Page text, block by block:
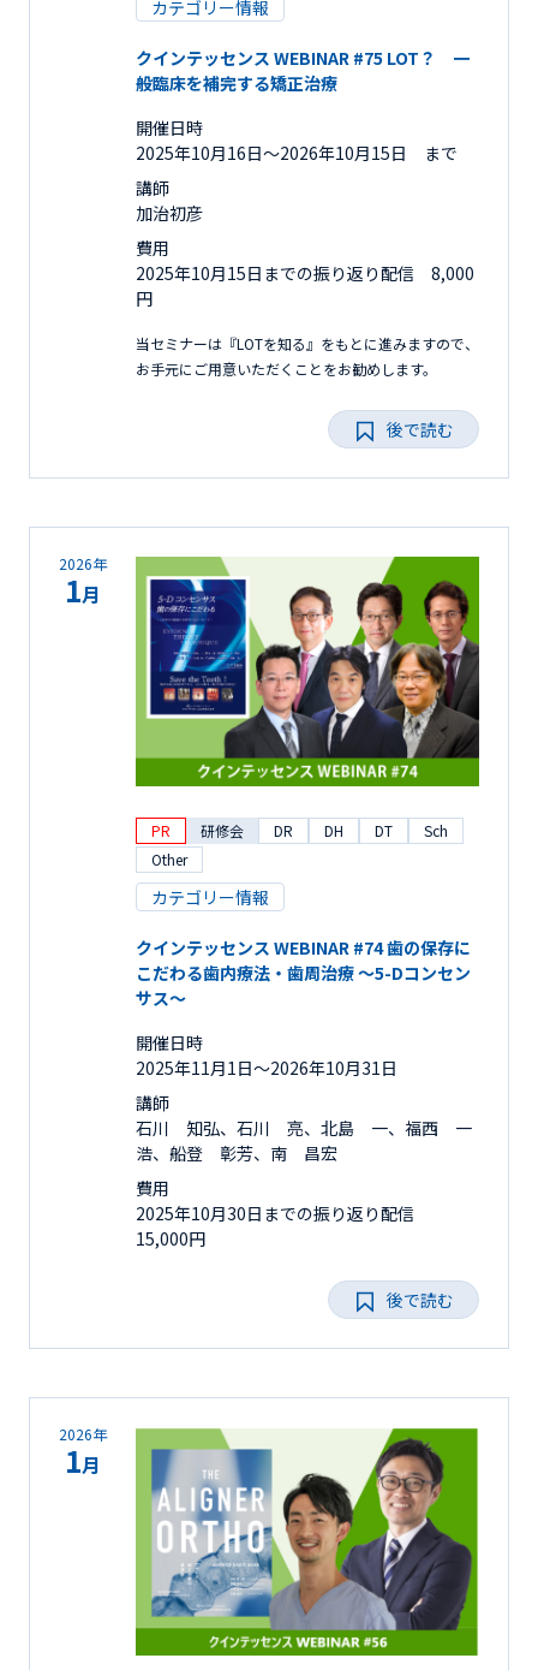
カテゴリー情報
クインテッセンス WEBINAR #75 LOT？ 一
般臨床を補完する矯正治療
開催日時
2025年10月16日〜2026年10月15日 まで
講師
加治初彦
費用
2025年10月15日までの振り返り配信 8,000
円
当セミナーは『LOTを知る』をもとに進みますので、
お手元にご用意いただくことをお勧めします。
後で読む
2026年
1月
PR 研修会 DR DH DT
Sch
Other
カテゴリー情報
クインテッセンス WEBINAR #74 歯の保存に
こだわる歯内療法・歯周治療 ～5-Dコンセン
サス～
開催日時
2025年11月1日〜2026年10月31日
講師
石川 知弘、石川 亮、北島 一、福西 一
浩、船登 彰芳、南 昌宏
費用
2025年10月30日までの振り返り配信
15,000円
後で読む
2026年
1月